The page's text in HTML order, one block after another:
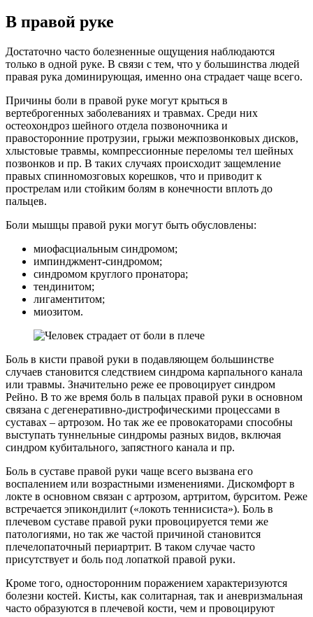
В правой руке
Достаточно часто болезненные ощущения наблюдаются
только в одной руке. В связи с тем, что у большинства людей
правая рука доминирующая, именно она страдает чаще всего.
Причины боли в правой руке могут крыться в
вертеброгенных заболеваниях и травмах. Среди них
остеохондроз шейного отдела позвоночника и
правосторонние протрузии, грыжи межпозвонковых дисков,
хлыстовые травмы, компрессионные переломы тел шейных
позвонков и пр. В таких случаях происходит защемление
правых спинномозговых корешков, что и приводит к
прострелам или стойким болям в конечности вплоть до
пальцев.
Боли мышцы правой руки могут быть обусловлены:
миофасциальным синдромом;
импинджмент-синдромом;
синдромом круглого пронатора;
тендинитом;
лигаментитом;
миозитом.
Боль в кисти правой руки в подавляющем большинстве
случаев становится следствием синдрома карпального канала
или травмы. Значительно реже ее провоцирует синдром
Рейно. В то же время боль в пальцах правой руки в основном
связана с дегенеративно-дистрофическими процессами в
суставах – артрозом. Но так же ее провокаторами способны
выступать туннельные синдромы разных видов, включая
синдром кубитального, запястного канала и пр.
Боль в суставе правой руки чаще всего вызвана его
воспалением или возрастными изменениями. Дискомфорт в
локте в основном связан с артрозом, артритом, бурситом. Реже
встречается эпикондилит («локоть теннисиста»). Боль в
плечевом суставе правой руки провоцируется теми же
патологиями, но так же частой причиной становится
плечелопаточный периартрит. В таком случае часто
присутствует и боль под лопаткой правой руки.
Кроме того, односторонним поражением характеризуются
болезни костей. Кисты, как солитарная, так и аневризмальная
часто образуются в плечевой кости, чем и провоцируют